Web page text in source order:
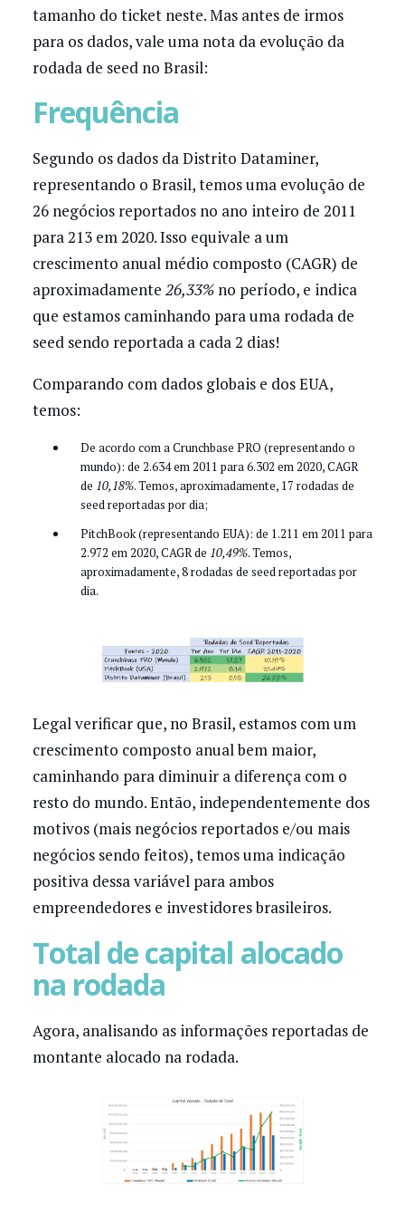
tamanho do ticket neste. Mas antes de irmos
para os dados, vale uma nota da evolução da
rodada de seed no Brasil:
Frequência
Segundo os dados da Distrito Dataminer,
representando o Brasil, temos uma evolução de
26 negócios reportados no ano inteiro de 2011
para 213 em 2020. Isso equivale a um
crescimento anual médio composto (CAGR) de
aproximadamente 26,33%no período, e indica
que estamos caminhando para uma rodada de
seed sendo reportada a cada 2 dias!
Comparando com dados globais e dos EUA,
temos:
De acordo com a Crunchbase PRO (representando o
mundo): de 2.634 em 2011 para 6.302 em 2020, CAGR
de 10,18%. Temos, aproximadamente, 17 rodadas de
seed reportadas por dia;
PitchBook (representando EUA): de 1.211 em 2011 para
2.972 em 2020, CAGR de 10,49%. Temos,
aproximadamente, 8 rodadas de seed reportadas por
dia.
Legal verificar que, no Brasil, estamos com um
crescimento composto anual bem maior,
caminhando para diminuir a diferença com o
resto do mundo. Então, independentemente dos
motivos (mais negócios reportados e/ou mais
negócios sendo feitos), temos uma indicação
positiva dessa variável para ambos
empreendedores e investidores brasileiros.
Total de capital alocado
na rodada
Agora, analisando as informações reportadas de
montante alocado na rodada.